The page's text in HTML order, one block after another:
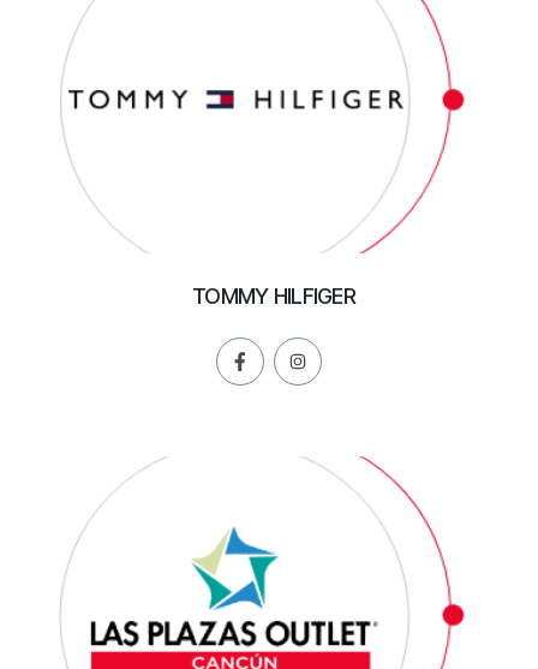
TOMMY HILFIGER